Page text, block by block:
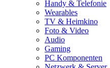
Handy & Telefonie
Wearables
TV & Heimkino
Foto & Video
Audio
Gaming
PC Komponenten